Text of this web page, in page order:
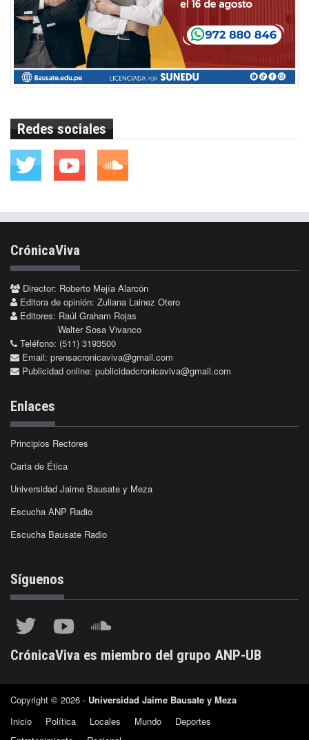
Redes sociales
CrónicaViva
Director: Roberto Mejía Alarcón
Editora de opinión: Zuliana Lainez Otero
Editores: Raúl Graham Rojas
Walter Sosa Vivanco
Teléfono: (511) 3193500
Email: prensacronicaviva@gmail.com
Publicidad online: publicidadcronicaviva@gmail.com
Enlaces
Principios Rectores
Carta de Ética
Universidad Jaime Bausate y Meza
Escucha ANP Radio
Escucha Bausate Radio
Síguenos
CrónicaViva es miembro del grupo ANP-UB
Copyright © 2026 - Universidad Jaime Bausate y Meza
Inicio
Política Locales Mundo
Deportes